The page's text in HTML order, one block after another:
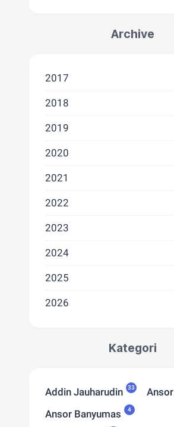
Archive
2017
2018
2019
2020
2021
2022
2023
2024
2025
2026
Kategori
Addin Jauharudin 33 Ansor
Ansor Banyumas 4